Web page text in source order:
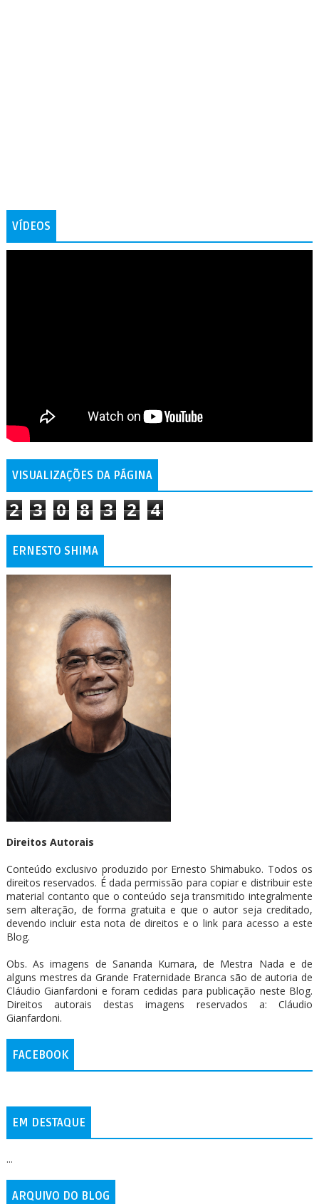
VÍDEOS
VISUALIZAÇÕES DA PÁGINA
2 3 0 8 3 2 4
ERNESTO SHIMA
Direitos Autorais
Conteúdo exclusivo produzido por Ernesto Shimabuko. Todos os
direitos reservados. É dada permissão para copiar e distribuir este
material contanto que o conteúdo seja transmitido integralmente
sem alteração, de forma gratuita e que o autor seja creditado,
devendo incluir esta nota de direitos e o link para acesso a este
Blog.
Obs. As imagens de Sananda Kumara, de Mestra Nada e de
alguns mestres da Grande Fraternidade Branca são de autoria de
Cláudio Gianfardoni e foram cedidas para publicação neste Blog.
Direitos autorais destas imagens reservados a: Cláudio
Gianfardoni.
FACEBOOK
EM DESTAQUE
...
ARQUIVO DO BLOG